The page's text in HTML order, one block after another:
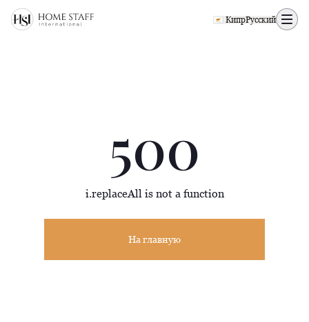
500 page
🇨🇾 КипрРусский
500
i.replaceAll is not a function
На главную